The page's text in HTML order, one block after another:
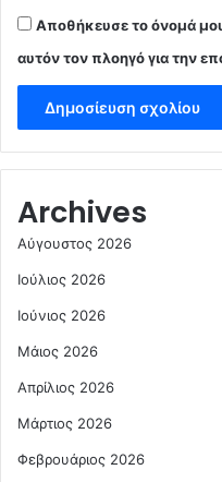
Αποθήκευσε το όνομά
αυτόν τον πλοηγό για την
Archives
Αύγουστος 2026
Ιούλιος 2026
Ιούνιος 2026
Μάιος 2026
Απρίλιος 2026
Μάρτιος 2026
Φεβρουάριος 2026